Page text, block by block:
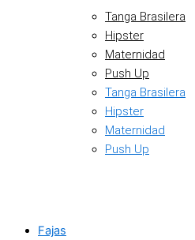
Tanga Brasilera
Hipster
Maternidad
Push Up
Tanga Brasilera
Hipster
Maternidad
Push Up
Fajas